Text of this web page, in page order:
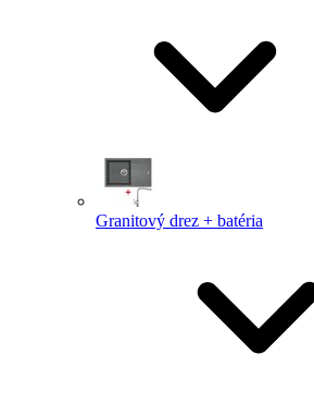
Granitový drez + batéria